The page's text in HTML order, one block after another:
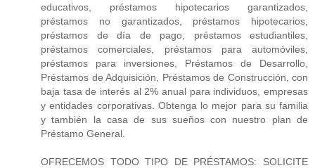
educativos, préstamos hipotecarios garantizados,
préstamos no garantizados, préstamos hipotecarios,
préstamos de día de pago, préstamos estudiantiles,
préstamos comerciales, préstamos para automóviles,
préstamos para inversiones, Préstamos de Desarrollo,
Préstamos de Adquisición, Préstamos de Construcción, con
baja tasa de interés al 2% anual para individuos, empresas
y entidades corporativas. Obtenga lo mejor para su familia
y también la casa de sus sueños con nuestro plan de
Préstamo General.
OFRECEMOS TODO TIPO DE PRÉSTAMOS: SOLICITE